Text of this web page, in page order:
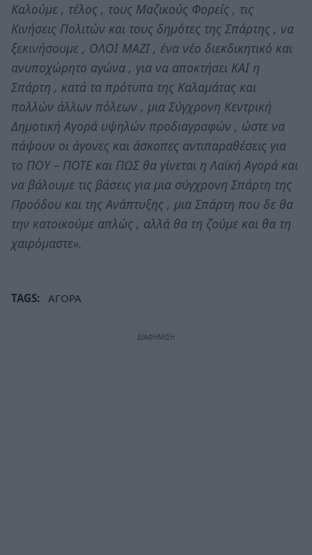
Καλούμε , τέλος , τους Μαζικούς Φορείς , τις
Κινήσεις Πολιτών και τους δημότες της Σπάρτης , να
ξεκινήσουμε , ΟΛΟΙ ΜΑΖΙ , ένα νέο διεκδικητικό και
ανυποχώρητο αγώνα , για να αποκτήσει ΚΑΙ η
Σπάρτη , κατά τα πρότυπα της Καλαμάτας και
πολλών άλλων πόλεων , μια Σύγχρονη Κεντρική
Δημοτική Αγορά υψηλών προδιαγραφών , ώστε να
πάψουν οι άγονες και άσκοπες αντιπαραθέσεις για
το ΠΟΥ – ΠΟΤΕ και ΠΩΣ θα γίνεται η Λαϊκή Αγορά και
να βάλουμε τις βάσεις για μια σύγχρονη Σπάρτη της
Προόδου και της Ανάπτυξης , μια Σπάρτη που δε θα
την κατοικούμε απλώς , αλλά θα τη ζούμε και θα τη
χαιρόμαστε».
TAGS: ΑΓΟΡΑ